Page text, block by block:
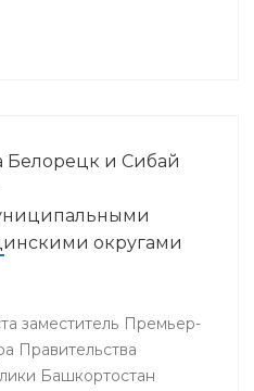
Белорецк и Сибай
округами
заместитель Премьер-
Правительства
Башкортостан